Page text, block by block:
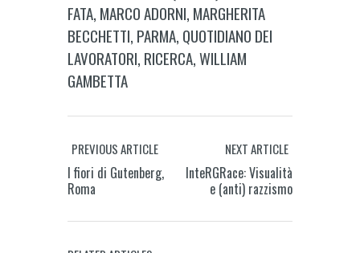
FATA, MARCO ADORNI, MARGHERITA
BECCHETTI, PARMA, QUOTIDIANO DEI
LAVORATORI, RICERCA,WILLIAM
GAMBETTA
PREVIOUS ARTICLE
I fiori di Gutenberg,
Roma
NEXT ARTICLE
InteRGRace: Visualità
e (anti) razzismo